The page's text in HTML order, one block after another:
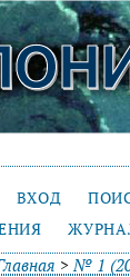
ВХОД
>№ 1